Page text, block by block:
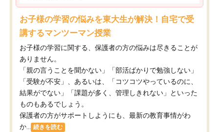
お子様の学習の悩みを東大生が解決！自宅で受
講するマンツーマン授業
お子様の学習に関する、保護者の方の悩みは尽きることが
ありません。
「親の言うことを聞かない」「部活ばかりで勉強しない」
「受験が不安」、あるいは、「コツコツやっているのに、
結果がでない」「課題が多く、管理しきれない」といった
ものもあるでしょう。
保護者の方がサポートしようにも、最新の教育事情がわ
か...
続きを読む